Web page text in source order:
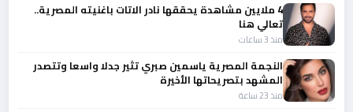
4 ملايين مشاهدة يحققها نادر الاتات باغنيته المصرية..
تعالي هنا
منذ 3 ساعات
النجمة المصرية ياسمين صبري تثير جدلا واسعا وتتصدر
المشهد بتصريحاتها الأخيرة
منذ 23 ساعة